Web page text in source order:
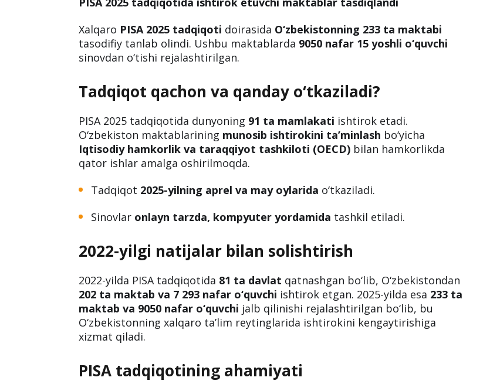
PISA 2025 tadqiqotida ishtirok etuvchi maktablar tasdiqlandi
XalqaroPISA 2025 tadqiqoti doirasida
O‘zbekistonning 233 ta maktabi
tasodifiy tanlab olindi. Ushbu maktablarda9050 nafar 15 yoshli o‘quvchi
sinovdan o‘tishi rejalashtirilgan.
Tadqiqot qachon va qanday o‘tkaziladi?
O‘zbekiston maktablariningmunosib ishtirokini ta’minlashbo‘yicha
qator ishlar amalga oshirilmoqda.
Tadqiqot2025-yilning aprel va may oylaridao‘tkaziladi.
Sinovlaronlayn tarzda, kompyuter yordamidatashkil etiladi.
2022-yilgi natijalar bilan solishtirish
2022-yilda PISA tadqiqotida81 ta davlatqatnashgan bo‘lib, O‘zbekistondan
202 ta maktab va 7 293 nafar o‘quvchiishtirok etgan. 2025-yilda esa